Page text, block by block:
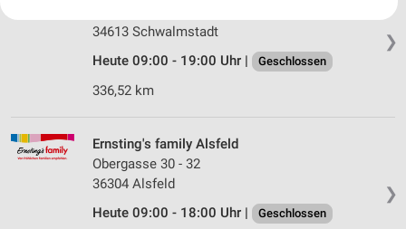
❯
34613 Schwalmstadt
Heute 09:00 - 19:00 Uhr |
Geschlossen
336,52 km
❯
Ernsting's family Alsfeld
Obergasse 30 - 32
36304 Alsfeld
Heute 09:00 - 18:00 Uhr |
Geschlossen
Website/App.
IAB-Verarbeitungszwecke:
auf einem Endgerät
Verwendung reduzierter Daten zur Auswahl von
Werbeanzeigen